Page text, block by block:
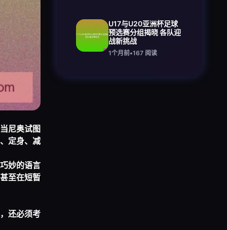
尼奥试图
定身、减
妙的语言
至在短暂
还必须考
U17与U20亚洲杯足球
预选赛分组揭晓 各队迎
战新挑战
1个月前•167 阅读